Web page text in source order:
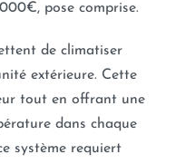
pose comprise.
de climatiser
extérieure. Cette
tout en offrant une
dans chaque
système requiert